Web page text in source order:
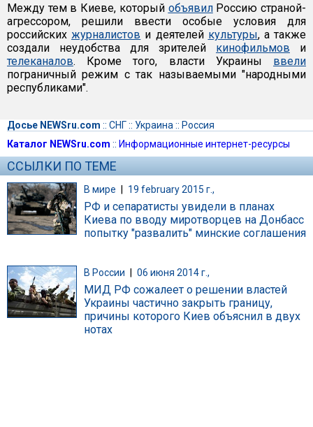
Между тем в Киеве, который объявилРоссию страной-
агрессором, решили ввести особые условия для
российских журналистов и деятелей культуры, а также
создали неудобства для зрителей кинофильмов и
телеканалов. Кроме того, власти Украины ввели
пограничный режим с так называемыми "народными
республиками".
Досье NEWSru.com :: СНГ:: Украина :: Россия
Каталог NEWSru.com :: Информационные интернет-ресурсы
ССЫЛКИ ПО ТЕМЕ
В мире | 19 february 2015 г.,
РФ и сепаратисты увидели в планах
Киева по вводу миротворцев на Донбасс
попытку "развалить" минские соглашения
В России 06 июня 2014 г.,
МИД РФ сожалеет о решении властей
Украины частично закрыть границу,
причины которого Киев объяснил в двух
нотах